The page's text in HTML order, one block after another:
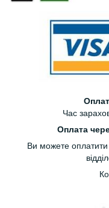
Час
Оплата
Ви можете